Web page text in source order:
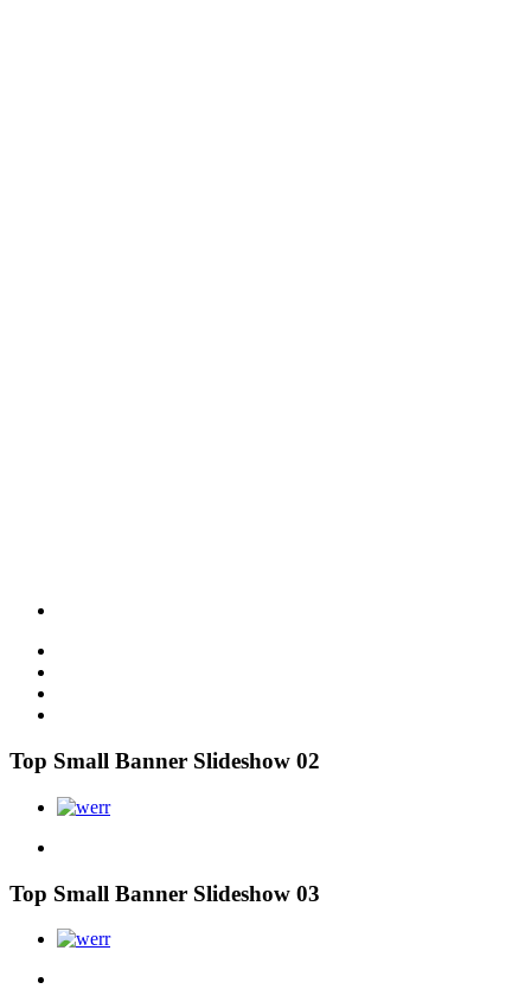
Top Small Banner Slideshow 02
Top Small Banner Slideshow 03